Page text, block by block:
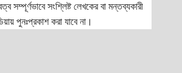
সম্পূর্ণভাবে সংশ্লিষ্ট লেখকের বা মন্তব্যকারী
পুনঃপ্রকাশ করা যাবে না।